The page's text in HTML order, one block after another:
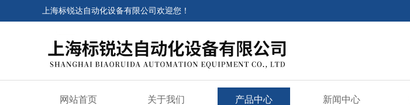
上海标锐达自动化设备有限公司欢迎您！
网站首页 关于我们 产品中心 新闻中心